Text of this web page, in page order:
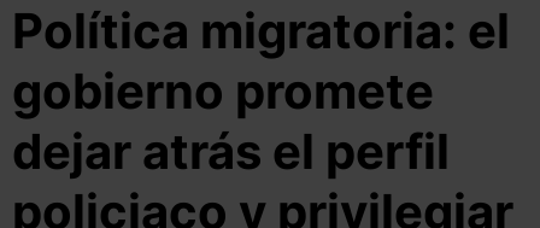
Política migratoria: el
gobierno promete
dejar atrás el perfil
policiaco y privilegiar